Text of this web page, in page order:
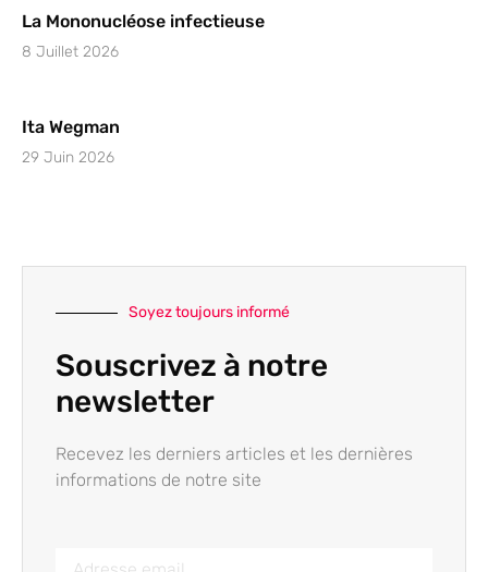
La Mononucléose infectieuse
8 Juillet 2026
Ita Wegman
29 Juin 2026
Soyez toujours informé
Souscrivez à notre
newsletter
Recevez les derniers articles et les dernières
informations de notre site